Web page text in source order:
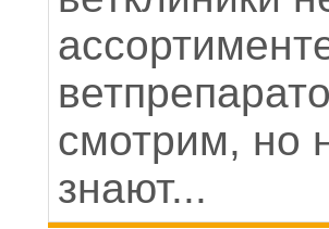
смотрим, но
знают...